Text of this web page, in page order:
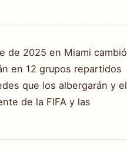
de 2025 en Miami cambió
en 12 grupos repartidos
que los albergarán y el
de la FIFA y las